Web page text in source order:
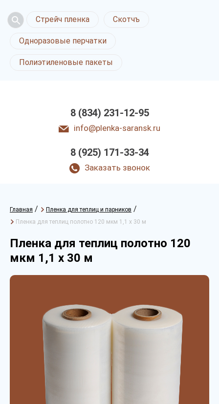
Стрейч пленка Скотчъ
Одноразовые перчатки
Полиэтиленовые пакеты
8 (834) 231-12-95
info@plenka-saransk.ru
8 (925) 171-33-34
Заказать звонок
Главная / Пленка для теплиц и парников /
Пленка для теплиц полотно 120 мкм 1,1 х 30 м
Пленка для теплиц полотно 120
мкм 1,1 х 30 м